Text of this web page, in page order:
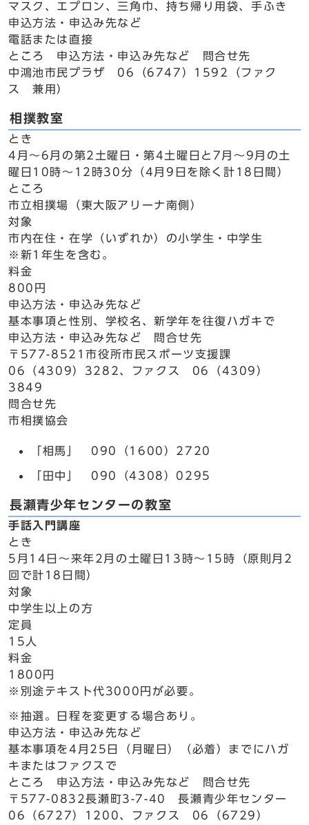
マスク、エプロン、三角巾、持ち帰り用袋、手ふき
申込方法・申込み先など
電話または直接
ところ 申込方法・申込み先など 問合せ先
中鴻池市民プラザ 06（6747）1592（ファク
ス 兼用）
相撲教室
とき
4月～6月の第2土曜日・第4土曜日と7月～9月の土
曜日10時～12時30分（4月9日を除く計18日間）
ところ
市立相撲場（東大阪アリーナ南側）
対象
市内在住・在学（いずれか）の小学生・中学生
※新1年生を含む。
料金
800円
申込方法・申込み先など
基本事項と性別、学校名、新学年を往復ハガキで
申込方法・申込み先など 問合せ先
〒577-8521市役所市民スポーツ支援課
06（4309）3282、ファクス 06（4309）
3849
問合せ先
市相撲協会
「相馬」 090（1600）2720
「田中」 090（4308）0295
長瀬青少年センターの教室
手話入門講座
とき
5月14日～来年2月の土曜日13時～15時（原則月2
回で計18日間）
対象
中学生以上の方
定員
15人
料金
1800円
※別途テキスト代3000円が必要。
※抽選。日程を変更する場合あり。
申込方法・申込み先など
基本事項を4月25日（月曜日）（必着）までにハガ
キまたはファクスで
ところ 申込方法・申込み先など 問合せ先
〒577-0832長瀬町3-7-40 長瀬青少年センター
06（6727）1200、ファクス 06（6729）